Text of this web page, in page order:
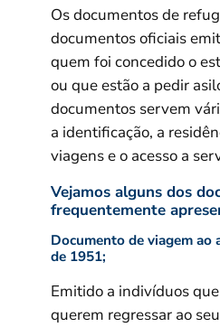
Os documentos de
documentos oficiais
quem foi concedido o
ou que estão a pedir
documentos servem
a identificação, a
viagens e o acesso a
Vejamos alguns dos
frequentemente
Documento de viagem ao
de 1951;
Emitido a indivíduos
querem regressar ao